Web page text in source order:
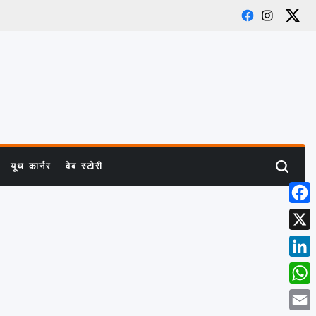
Facebook
Instagram
X
यूथ कार्नर वेब स्टोरी Search
X